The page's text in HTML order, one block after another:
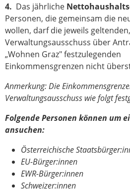
4. Das jährliche
Personen, die gemeinsam die
wollen, darf die jeweils
Verwaltungsausschuss über
„Wohnen Graz" festzulegenden
Einkommensgrenzen nicht
Anmerkung: Die
Verwaltungsausschuss wie folgt
Folgende Personen können um
ansuchen:
Österreichische
EU-Bürger:innen
EWR-Bürger:innen
Schweizer:innen